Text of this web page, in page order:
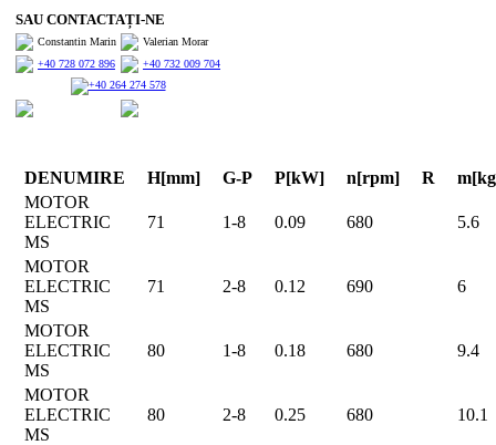
SAU CONTACTAȚI-NE
Constantin Marin
Valerian Morar
+40 728 072 896
+40 732 009 704
+40 264 274 578
DENUMIRE H[mm] G-P P[kW] n[rpm] R
MOTOR
ELECTRIC
MS
71 1-8 0.09 680 5.6
MOTOR
ELECTRIC
MS
71 2-8 0.12 690 6
MOTOR
ELECTRIC
MS
80 1-8 0.18 680 9.4
MOTOR
ELECTRIC
MS
80 2-8 0.25 680 10.1